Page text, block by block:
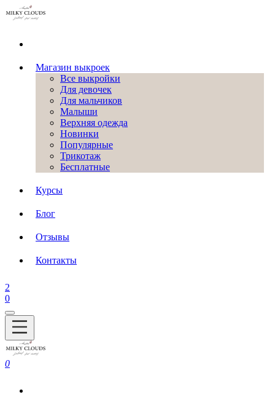
Магазин выкроек
Все выкройки
Для девочек
Для мальчиков
Малыши
Верхняя одежда
Новинки
Популярные
Трикотаж
Бесплатные
Курсы
Блог
Отзывы
Контакты
2
0
0